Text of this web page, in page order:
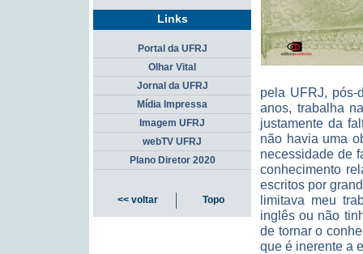
pela UFRJ, pós-
anos, trabalha
justamente da
não havia uma
necessidade de
conhecimento
escritos por
limitava meu
inglês ou não
de tornar o
que é inerente a
Links
Portal da UFRJ
Olhar Vital
Jornal da UFRJ
Mídia Impressa
Imagem UFRJ
webTV UFRJ
Plano Diretor 2020
<< voltar Topo